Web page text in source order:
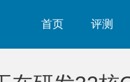
首页 评测